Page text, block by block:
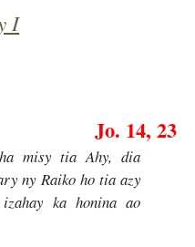
I
Jo. 14, 23
misy tia Ahy, dia
ny Raiko ho tia azy
ka honina ao